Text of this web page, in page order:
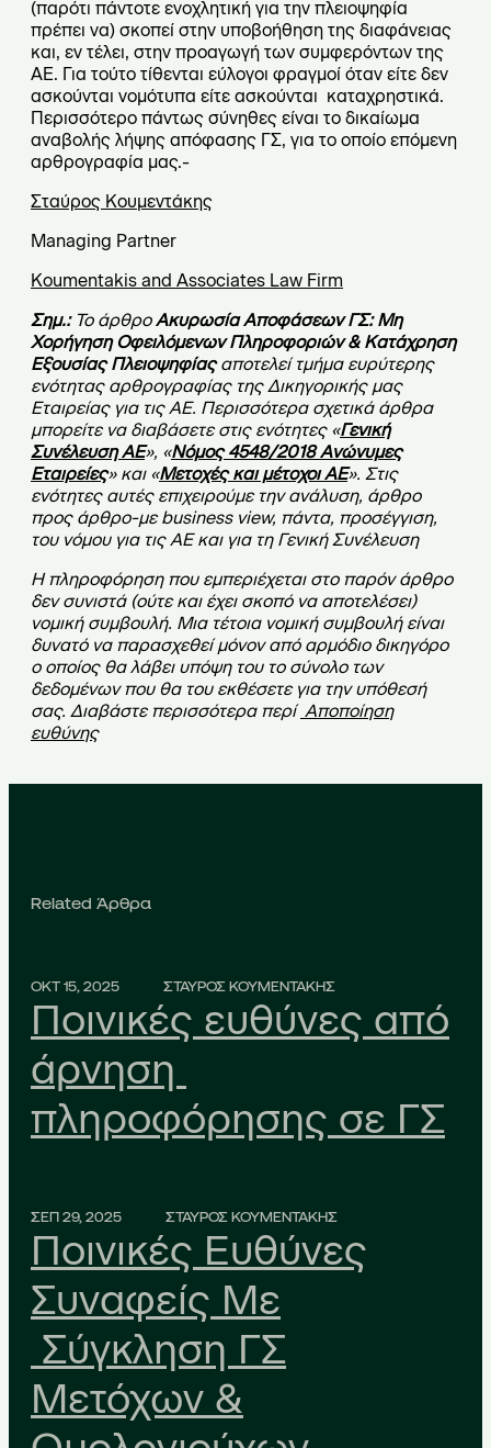
(παρότι πάντοτε ενοχλητική για την πλειοψηφία
πρέπει να) σκοπεί στην υποβοήθηση της διαφάνειας
και, εν τέλει, στην προαγωγή των συμφερόντων της
ΑΕ. Για τούτο τίθενται εύλογοι φραγμοί όταν είτε δεν
ασκούνται νομότυπα είτε ασκούνται καταχρηστικά.
Περισσότερο πάντως σύνηθες είναι το δικαίωμα
αναβολής λήψης απόφασης ΓΣ, για το οποίο επόμενη
αρθρογραφία μας.-
Σταύρος Κουμεντάκης
Managing Partner
Koumentakis and Associates Law Firm
Σημ.:Το άρθροΑκυρωσία Αποφάσεων ΓΣ: Μη
Χορήγηση Οφειλόμενων Πληροφοριών & Κατάχρηση
Εξουσίας Πλειοψηφίαςαποτελεί τμήμα ευρύτερης
ενότητας αρθρογραφίας της Δικηγορικής μας
Εταιρείας για τις ΑΕ. Περισσότερα σχετικά άρθρα
μπορείτε να διαβάσετε στις ενότητες «Γενική
Συνέλευση ΑΕ», «Νόμος 4548/2018 Ανώνυμες
Εταιρείες» και «Μετοχές και μέτοχοι ΑΕ». Στις
ενότητες αυτές επιχειρούμε την ανάλυση, άρθρο
προς άρθρο-με business view, πάντα, προσέγγιση,
του νόμου για τις ΑΕ και για τη Γενική Συνέλευση
Η πληροφόρηση που εμπεριέχεται στο παρόν άρθρο
δεν συνιστά (ούτε και έχει σκοπό να αποτελέσει)
νομική συμβουλή. Μια τέτοια νομική συμβουλή είναι
δυνατό να παρασχεθεί μόνον από αρμόδιο δικηγόρο
ο οποίος θα λάβει υπόψη του το σύνολο των
δεδομένων που θα του εκθέσετε για την υπόθεσή
σας. Διαβάστε περισσότερα περί Αποποίηση
ευθύνης
Related Άρθρα
ΟΚΤ 15, 2025 ΣΤΑΥΡΟΣ ΚΟΥΜΕΝΤΑΚΗΣ
Ποινικές ευθύνες από
άρνηση
πληροφόρησης σε ΓΣ
ΣΕΠ 29, 2025 ΣΤΑΥΡΟΣ ΚΟΥΜΕΝΤΑΚΗΣ
Ποινικές Ευθύνες
Συναφείς Με
Σύγκληση ΓΣ
Μετόχων &